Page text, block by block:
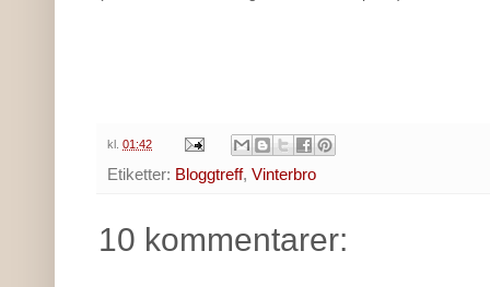
kl. 01:42
Etiketter: Bloggtreff, Vinterbro
10 kommentarer: